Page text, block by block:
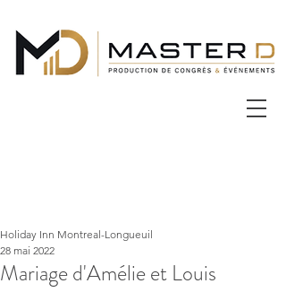
Mariage d'Amélie et Louis
Holiday Inn Montreal-Longueuil
28 mai 2022